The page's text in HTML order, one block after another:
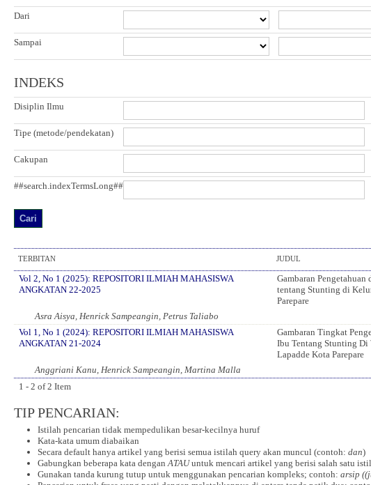
Dari
Sampai
INDEKS
Disiplin Ilmu
Tipe (metode/pendekatan)
Cakupan
##search.indexTermsLong##
TERBITAN JUDUL
Vol 2, No 1 (2025): REPOSITORI ILMIAH MAHASISWA
ANGKATAN 22-2025
Gambaran
tentang Stunting di
Parepare
Asra Aisya, Henrick Sampeangin, Petrus Taliabo
Vol 1, No 1 (2024): REPOSITORI ILMIAH MAHASISWA
ANGKATAN 21-2024
Gambaran Tingkat
Ibu Tentang Stunting Di
Lapadde Kota Parepare
Anggriani Kanu, Henrick Sampeangin, Martina Malla
1 - 2 of 2 Item
TIP PENCARIAN:
Istilah pencarian tidak mempedulikan besar-kecilnya huruf
Kata-kata umum diabaikan
Secara default hanya artikel yang berisi semua istilah query akan muncul (contoh: dan)
Gabungkan beberapa kata denganATAUuntuk mencari artikel yang berisi salah satu
Gunakan tanda kurung tutup untuk menggunakan pencarian kompleks; contoh: arsip